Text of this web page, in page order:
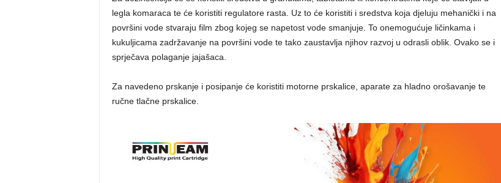
legla komaraca te će koristiti regulatore rasta. Uz to će koristiti i sredstva koja djeluju mehanički i na
površini vode stvaraju film zbog kojeg se napetost vode smanjuje. To onemogućuje ličinkama i
kukuljicama zadržavanje na površini vode te tako zaustavlja njihov razvoj u odrasli oblik. Ovako se i
sprječava polaganje jajašaca.
Za navedeno prskanje i posipanje će koristiti motorne prskalice, aparate za hladno orošavanje te
ručne tlačne prskalice.